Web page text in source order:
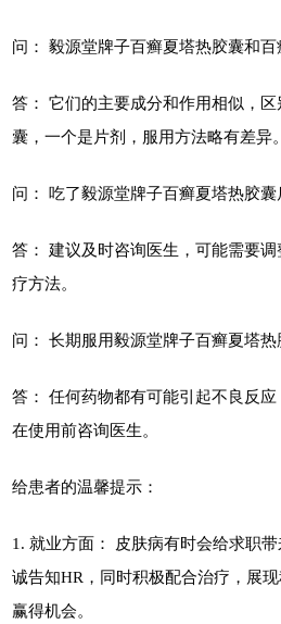
问： 毅源堂牌子百癣夏塔热胶囊和
答： 它们的主要成分和作用相似，
囊，一个是片剂，服用方法略有差异。
问： 吃了毅源堂牌子百癣夏塔热胶
答： 建议及时咨询医生，可能需要
疗方法。
问： 长期服用毅源堂牌子百癣夏塔
答： 任何药物都有可能引起不良反
在使用前咨询医生。
给患者的温馨提示：
1. 就业方面： 皮肤病有时会给求职
诚告知HR，同时积极配合治疗，展
赢得机会。